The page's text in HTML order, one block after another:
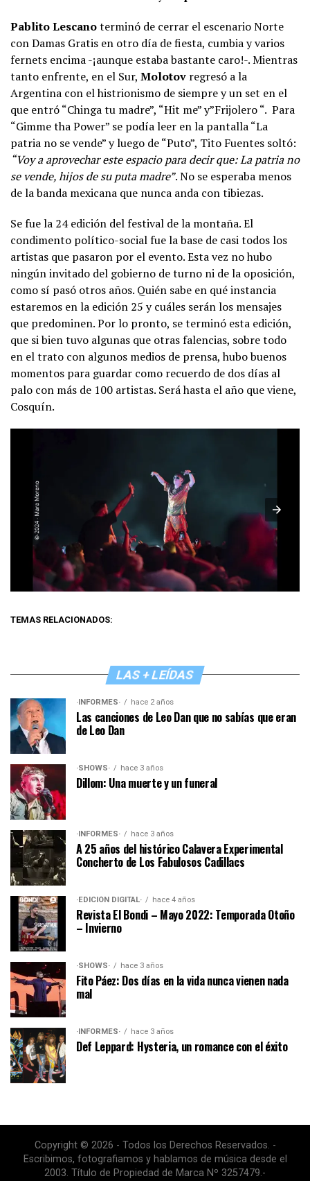
Pablito Lescanoterminó de cerrar el escenario Norte
con Damas Gratis en otro día de fiesta, cumbia y varios
fernets encima -¡aunque estaba bastante caro!-. Mientras
tanto enfrente, en el Sur, Molotov regresó a la
Argentina con el histrionismo de siempre y un set en el
que entró “Chinga tu madre”, “Hit me” y”Frijolero “. Para
“Gimme tha Power” se podía leer en la pantalla “La
patria no se vende” y luego de “Puto”, Tito Fuentes soltó:
“Voy a aprovechar este espacio para decir que: La patria no
se vende, hijos de su puta madre”. No se esperaba menos
de la banda mexicana que nunca anda con tibiezas.
Se fue la 24 edición del festival de la montaña. El
condimento político-social fue la base de casi todos los
artistas que pasaron por el evento. Esta vez no hubo
ningún invitado del gobierno de turno ni de la oposición,
como sí pasó otros años. Quién sabe en qué instancia
estaremos en la edición 25 y cuáles serán los mensajes
que predominen. Por lo pronto, se terminó esta edición,
que si bien tuvo algunas que otras falencias, sobre todo
en el trato con algunos medios de prensa, hubo buenos
momentos para guardar como recuerdo de dos días al
palo con más de 100 artistas. Será hasta el año que viene,
Cosquín.
TEMAS RELACIONADOS:
LAS + LEÍDAS
·INFORMES· hace 2 años
Las canciones de Leo Dan que no sabías que eran
de Leo Dan
·SHOWS· hace 3 años
Dillom: Una muerte y un funeral
·INFORMES· hace 3 años
A 25 años del histórico Calavera Experimental
Concherto de Los Fabulosos Cadillacs
·EDICIÓN DIGITAL· hace 4 años
Revista El Bondi – Mayo 2022: Temporada Otoño
– Invierno
·SHOWS· hace 3 años
Fito Páez: Dos días en la vida nunca vienen nada
mal
·INFORMES· hace 3 años
Def Leppard: Hysteria, un romance con el éxito
Copyright © 2026 - Todos los Derechos Reservados. -
Escribimos, fotografiamos y hablamos de música desde el
2003. Título de Propiedad de Marca Nº 3257479.-